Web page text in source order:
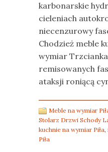
karbonarskie
cieleniach
niecenzurowy
Chodzież meble
wymiar
remisowanych
ataksji roniącą
Meble na wymiar
Stolarz Drzwi Schody
kuchnie na wymiar Piła,
Piła